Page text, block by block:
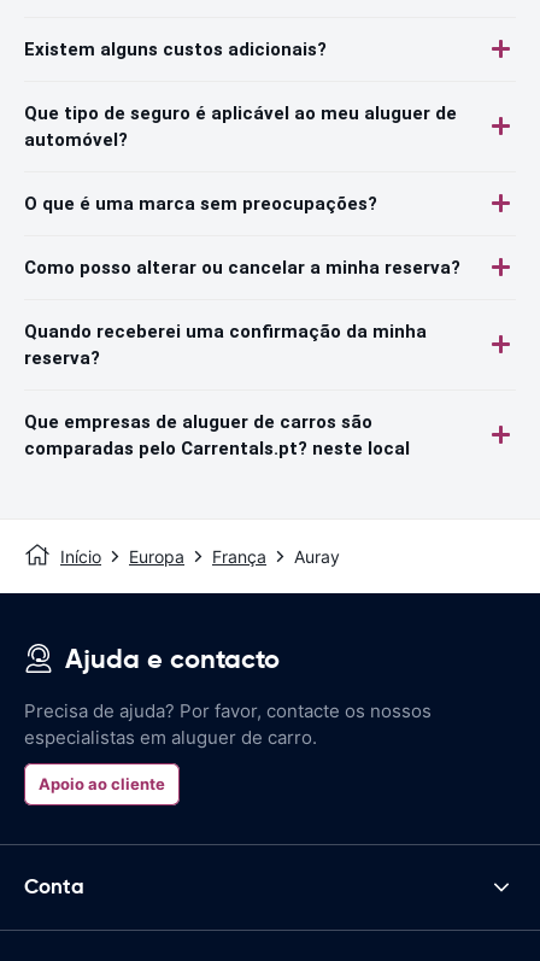
Existem alguns custos adicionais?
Que tipo de seguro é aplicável ao meu aluguer de
automóvel?
O que é uma marca sem preocupações?
Como posso alterar ou cancelar a minha reserva?
Quando receberei uma confirmação da minha
reserva?
Que empresas de aluguer de carros são
comparadas pelo Carrentals.pt? neste local
Início Europa França Auray
Ajuda e contacto
Precisa de ajuda? Por favor, contacte os nossos
especialistas em aluguer de carro.
Apoio ao cliente
Conta